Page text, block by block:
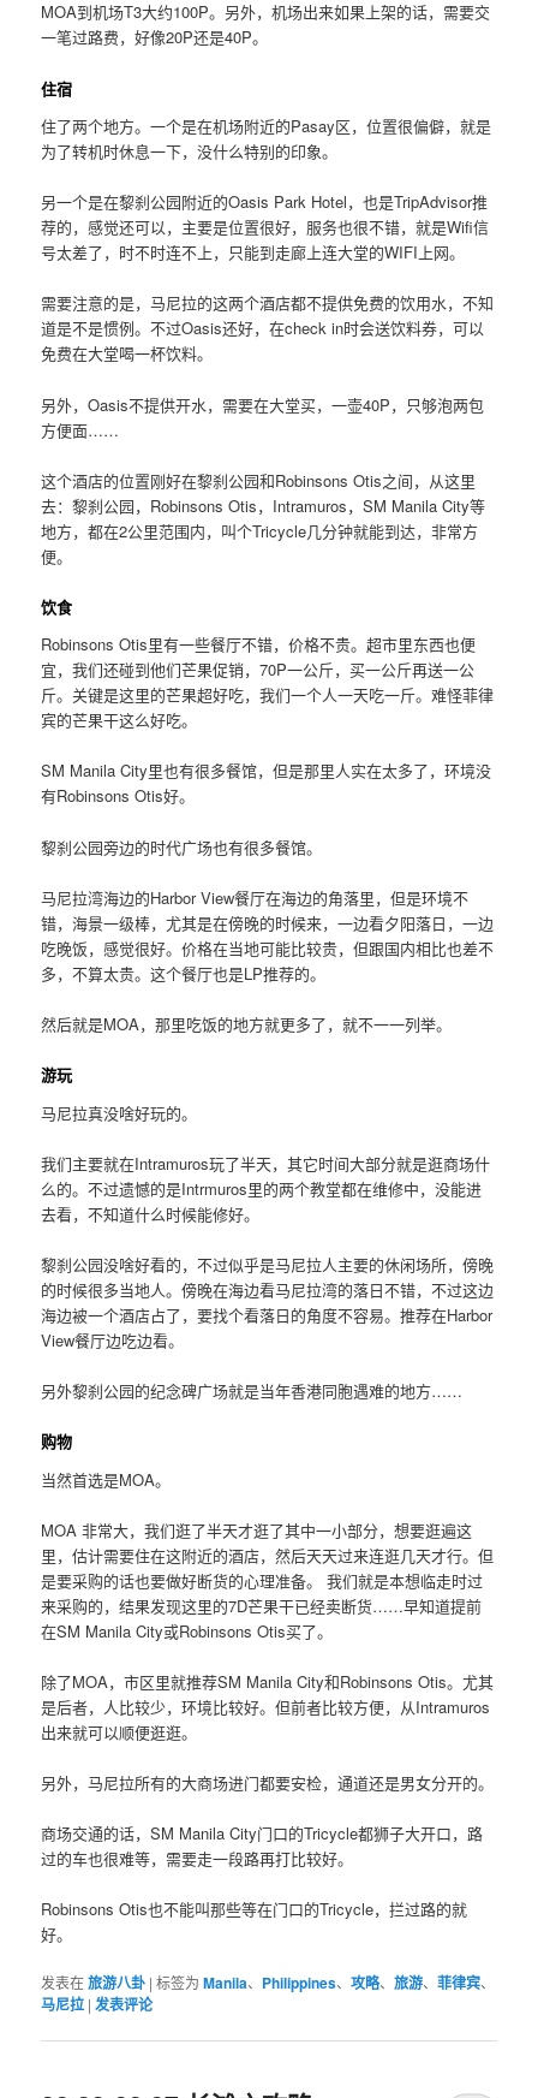
MOA到机场T3大约100P。另外，机场出来如果上架的话，需要交
一笔过路费，好像20P还是40P。
住宿
住了两个地方。一个是在机场附近的Pasay区，位置很偏僻，就是
为了转机时休息一下，没什么特别的印象。
另一个是在黎刹公园附近的Oasis Park Hotel，也是TripAdvisor推
荐的，感觉还可以，主要是位置很好，服务也很不错，就是Wifi信
号太差了，时不时连不上，只能到走廊上连大堂的WIFI上网。
需要注意的是，马尼拉的这两个酒店都不提供免费的饮用水，不知
道是不是惯例。不过Oasis还好，在check in时会送饮料券，可以
免费在大堂喝一杯饮料。
另外，Oasis不提供开水，需要在大堂买，一壶40P，只够泡两包
方便面……
这个酒店的位置刚好在黎刹公园和Robinsons Otis之间，从这里
去：黎刹公园，Robinsons Otis，Intramuros，SM Manila City等
地方，都在2公里范围内，叫个Tricycle几分钟就能到达，非常方
便。
饮食
Robinsons Otis里有一些餐厅不错，价格不贵。超市里东西也便
宜，我们还碰到他们芒果促销，70P一公斤，买一公斤再送一公
斤。关键是这里的芒果超好吃，我们一个人一天吃一斤。难怪菲律
宾的芒果干这么好吃。
SM Manila City里也有很多餐馆，但是那里人实在太多了，环境没
有Robinsons Otis好。
黎刹公园旁边的时代广场也有很多餐馆。
马尼拉湾海边的Harbor View餐厅在海边的角落里，但是环境不
错，海景一级棒，尤其是在傍晚的时候来，一边看夕阳落日，一边
吃晚饭，感觉很好。价格在当地可能比较贵，但跟国内相比也差不
多，不算太贵。这个餐厅也是LP推荐的。
然后就是MOA，那里吃饭的地方就更多了，就不一一列举。
游玩
马尼拉真没啥好玩的。
我们主要就在Intramuros玩了半天，其它时间大部分就是逛商场什
么的。不过遗憾的是Intrmuros里的两个教堂都在维修中，没能进
去看，不知道什么时候能修好。
黎刹公园没啥好看的，不过似乎是马尼拉人主要的休闲场所，傍晚
的时候很多当地人。傍晚在海边看马尼拉湾的落日不错，不过这边
海边被一个酒店占了，要找个看落日的角度不容易。推荐在Harbor
View餐厅边吃边看。
另外黎刹公园的纪念碑广场就是当年香港同胞遇难的地方……
购物
当然首选是MOA。
MOA 非常大，我们逛了半天才逛了其中一小部分，想要逛遍这
里，估计需要住在这附近的酒店，然后天天过来连逛几天才行。但
是要采购的话也要做好断货的心理准备。 我们就是本想临走时过
来采购的，结果发现这里的7D芒果干已经卖断货……早知道提前
在SM Manila City或Robinsons Otis买了。
除了MOA，市区里就推荐SM Manila City和Robinsons Otis。尤其
是后者，人比较少，环境比较好。但前者比较方便，从Intramuros
出来就可以顺便逛逛。
另外，马尼拉所有的大商场进门都要安检，通道还是男女分开的。
商场交通的话，SM Manila City门口的Tricycle都狮子大开口，路
过的车也很难等，需要走一段路再打比较好。
Robinsons Otis也不能叫那些等在门口的Tricycle，拦过路的就
好。
发表在旅游八卦 |标签为 Manila、 Philippines、攻略、旅游、菲律宾、
马尼拉 |发表评论